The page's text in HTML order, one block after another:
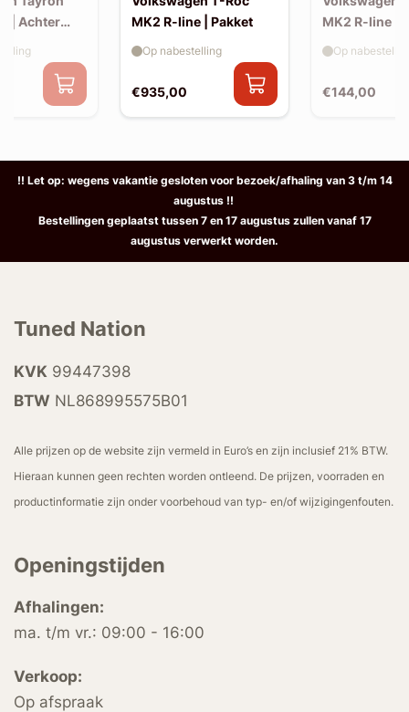
| Achter
MK2 R-line | Pakket
€935,00
Op nabestelling
MK2 R-line |
extension
€144,00
Op
!! Let op: wegens vakantie gesloten voor bezoek/afhaling van 3 t/m 14
augustus !!
Bestellingen geplaatst tussen 7 en 17 augustus zullen vanaf 17
augustus verwerkt worden.
Tuned Nation
KVK 99447398
BTW NL868995575B01
Alle prijzen op de website zijn vermeld in Euro’s en zijn inclusief 21% BTW.
Hieraan kunnen geen rechten worden ontleend. De prijzen, voorraden en
productinformatie zijn onder voorbehoud van typ- en/of wijzigingenfouten.
Openingstijden
Afhalingen:
ma. t/m vr.: 09:00 - 16:00
Verkoop:
Op afspraak